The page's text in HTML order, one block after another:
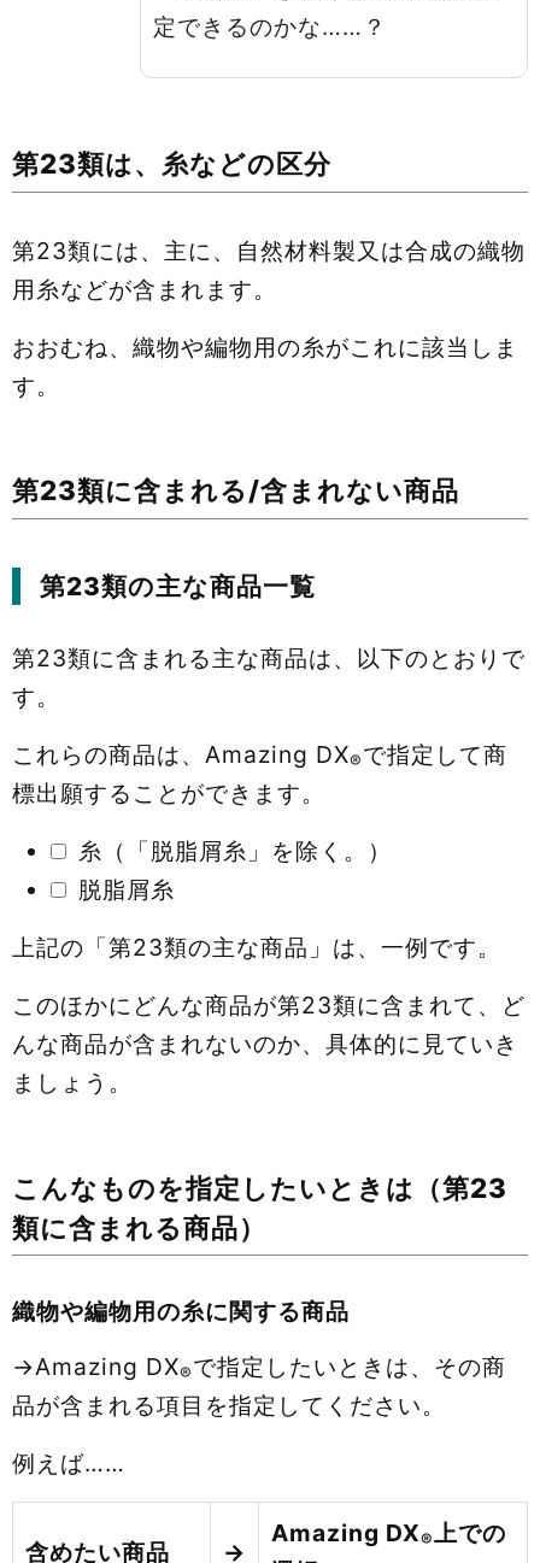
定できるのかな……？
第23類は、糸などの区分
第23類には、主に、自然材料製又は合成の織物
用糸などが含まれます。
おおむね、織物や編物用の糸がこれに該当しま
す。
第23類に含まれる/含まれない商品
第23類の主な商品一覧
第23類に含まれる主な商品は、以下のとおりで
す。
これらの商品は、Amazing DX®で指定して商
標出願することができます。
糸（「脱脂屑糸」を除く。）
脱脂屑糸
上記の「第23類の主な商品」は、一例です。
このほかにどんな商品が第23類に含まれて、ど
んな商品が含まれないのか、具体的に見ていき
ましょう。
こんなものを指定したいときは（第23
類に含まれる商品）
織物や編物用の糸に関する商品
→Amazing DX®で指定したいときは、その商
品が含まれる項目を指定してください。
例えば……
含めたい商品 →
Amazing DX®上での